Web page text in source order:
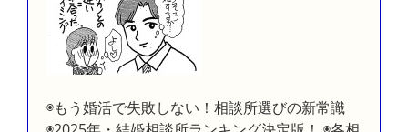
◉もう婚活で失敗しない！相談所選びの新常識